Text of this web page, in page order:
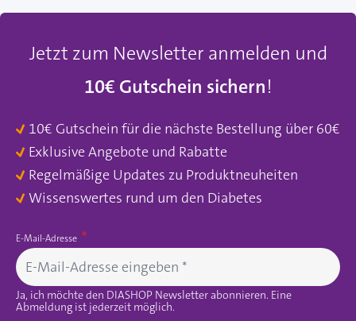
Jetzt zum Newsletter anmelden und
10€ Gutschein sichern!
10€ Gutschein für die nächste Bestellung über 60€
Exklusive Angebote und Rabatte
Regelmäßige Updates zu Produktneuheiten
Wissenswertes rund um den Diabetes
E-Mail-Adresse
Ja, ich möchte den DIASHOP Newsletter abonnieren. Eine
Abmeldung ist jederzeit möglich.